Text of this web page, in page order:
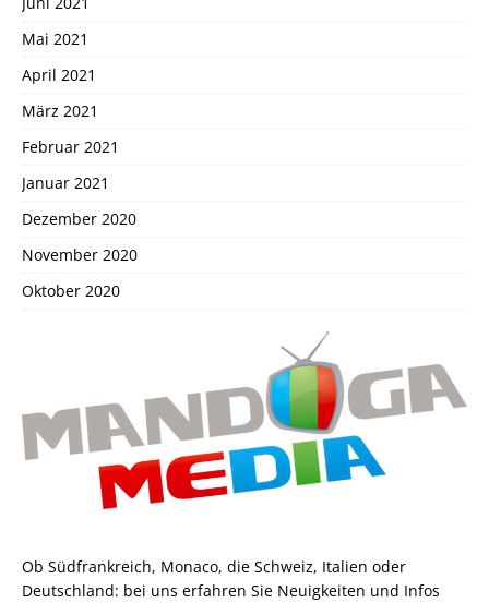
Mai 2021
April 2021
März 2021
Februar 2021
Januar 2021
Dezember 2020
November 2020
Oktober 2020
Ob Südfrankreich, Monaco, die Schweiz, Italien oder
Deutschland: bei uns erfahren Sie Neuigkeiten und Infos